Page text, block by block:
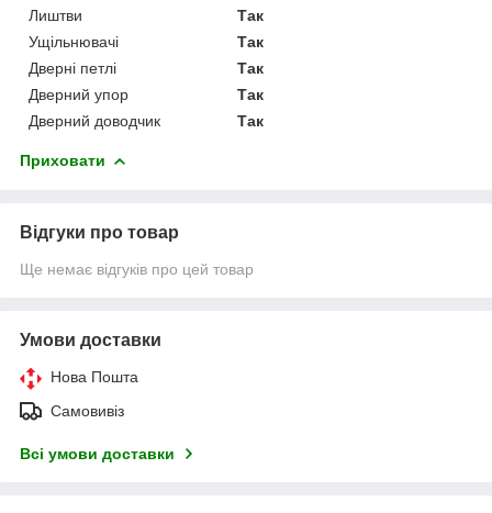
Лиштви
Так
Ущільнювачі
Так
Дверні петлі
Так
Дверний упор
Так
Дверний доводчик
Так
Приховати
Відгуки про товар
Ще немає відгуків про цей товар
Умови доставки
Нова Пошта
Самовивіз
Всі умови доставки